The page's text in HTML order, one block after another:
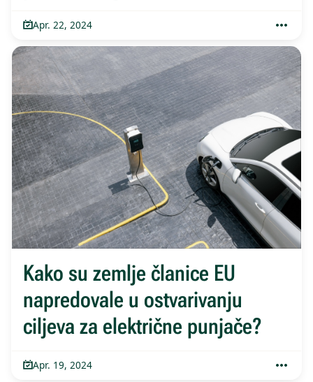
Apr. 22, 2024
Kako su zemlje članice EU
napredovale u ostvarivanju
ciljeva za električne punjače?
Apr. 19, 2024